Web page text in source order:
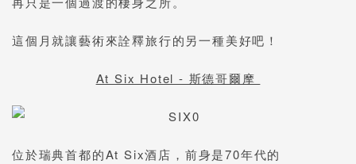
這個月就讓藝術來詮釋旅行的另一種美好吧！
At Six Hotel - 斯德哥爾摩
位於瑞典首都的At Six酒店，前身是70年代的